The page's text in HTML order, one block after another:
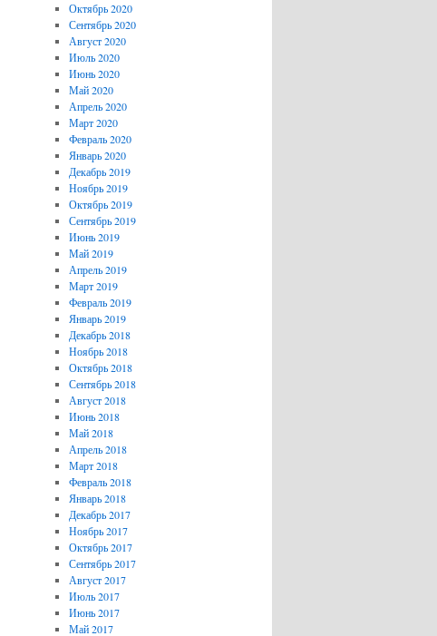
Октябрь 2020
Сентябрь 2020
Август 2020
Июль 2020
Июнь 2020
Май 2020
Апрель 2020
Март 2020
Февраль 2020
Январь 2020
Декабрь 2019
Ноябрь 2019
Октябрь 2019
Сентябрь 2019
Июнь 2019
Май 2019
Апрель 2019
Март 2019
Февраль 2019
Январь 2019
Декабрь 2018
Ноябрь 2018
Октябрь 2018
Сентябрь 2018
Август 2018
Июнь 2018
Май 2018
Апрель 2018
Март 2018
Февраль 2018
Январь 2018
Декабрь 2017
Ноябрь 2017
Октябрь 2017
Сентябрь 2017
Август 2017
Июль 2017
Июнь 2017
Май 2017